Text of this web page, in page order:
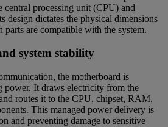
central processing unit (CPU) and
design dictates the physical dimensions
are compatible with the system.
system stability
the motherboard is
power. It draws electricity from the
routes it to the CPU, chipset, RAM,
This managed power delivery is
and preventing damage to sensitive